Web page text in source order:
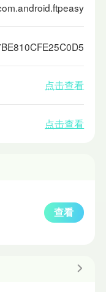
点击查看
点击查看
查看